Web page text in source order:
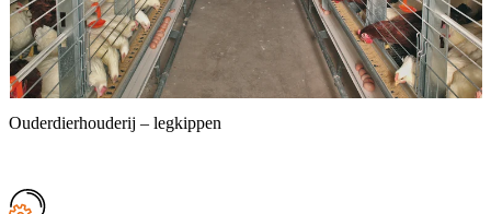
Ouderdierhouderij – legkippen